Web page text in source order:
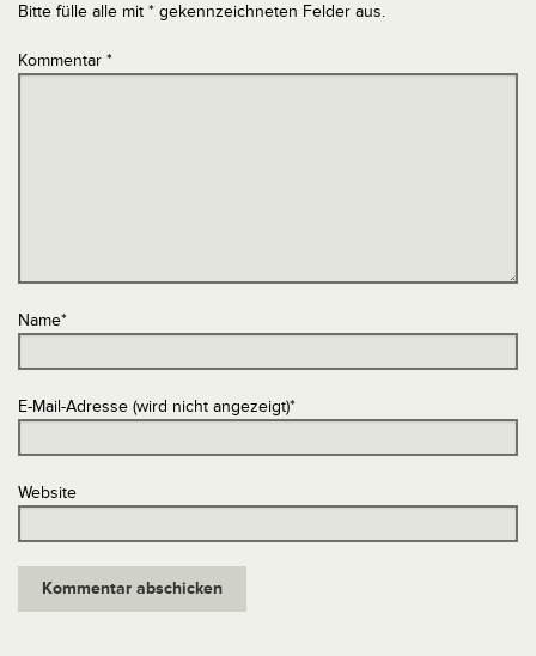
Bitte fülle alle mit * gekennzeichneten Felder aus.
Kommentar *
Name*
E-Mail-Adresse (wird nicht angezeigt)*
Website